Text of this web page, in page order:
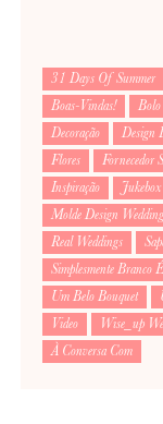
31 Days Of Summer
Boas-Vindas!
Bolo
Decoração
Design
Flores
Fornecedor
Inspiração
Jukebox
Molde Design
Real Weddings
Simplesmente Branco
Um Belo Bouquet
Video
Wise_up
À Conversa Com